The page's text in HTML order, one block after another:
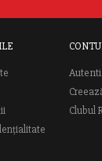
Clubul